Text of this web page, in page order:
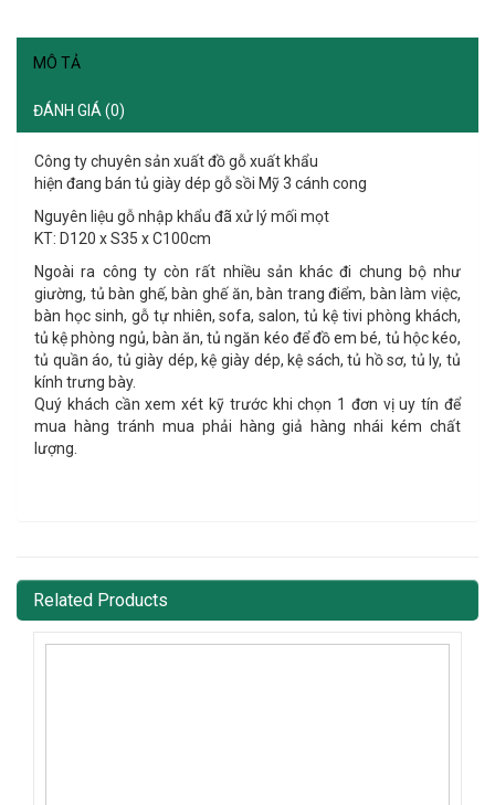
MÔ TẢ
ĐÁNH GIÁ (0)
Công ty chuyên sản xuất đồ gỗ xuất khẩu
hiện đang bán tủ giày dép gỗ sồi Mỹ 3 cánh cong
Nguyên liệu gỗ nhập khẩu đã xử lý mối mọt
KT: D120 x S35 x C100cm
Ngoài ra công ty còn rất nhiều sản khác đi chung bộ như
giường, tủ bàn ghế, bàn ghế ăn, bàn trang điểm, bàn làm việc,
bàn học sinh, gỗ tự nhiên, sofa, salon, tủ kệ tivi phòng khách,
tủ kệ phòng ngủ, bàn ăn, tủ ngăn kéo để đồ em bé, tủ hộc kéo,
tủ quần áo, tủ giày dép, kệ giày dép, kệ sách, tủ hồ sơ, tủ ly, tủ
kính trưng bày.
Quý khách cần xem xét kỹ trước khi chọn 1 đơn vị uy tín để
mua hàng tránh mua phải hàng giả hàng nhái kém chất
lượng.
Related Products